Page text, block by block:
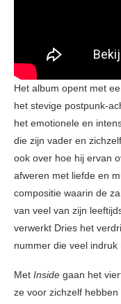
Het album opent met
het stevige postpunk-
het emotionele en
die zijn vader en
ook over hoe hij ervan
afweren met liefde en
compositie waarin de
van veel van zijn
verwerkt Dries het
nummer die veel indruk
Met Inside gaan het
ze voor zichzelf hebben